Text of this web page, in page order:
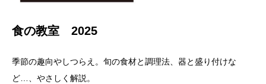
食の教室 2025
季節の趣向やしつらえ。旬の食材と調理法、器と盛り付けな
ど…、やさしく解説。